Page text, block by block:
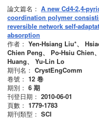
論文篇名： A new Cd4-2,4-
coordination polymer
reversible network self-
absorption
作者： Yen-Hsiang Liu*、
Chien Peng、 Po-Hsiu Chien
Huang、 Yu-Lin Lo
期刊名： CrystEngComm
卷號： 12 卷
期別： 6 期
刊登日期： 2010-06-01
頁數： 1779-1783
期刊類型： SCI